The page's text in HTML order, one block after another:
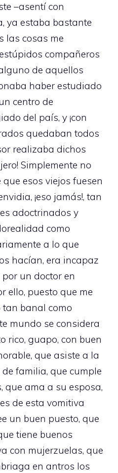
–asentí con
ya estaba bastante
las cosas me
compañeros
de aquellos
haber estudiado
centro de
del país, y ¡con
quedaban todos
realizaba dichos
Simplemente no
esos viejos fuesen
¡eso jamás!, tan
adoctrinados y
como
a lo que
hacían, era incapaz
un doctor en
ello, puesto que me
banal como
mundo se considera
rico, guapo, con buen
que asiste a la
familia, que cumple
que ama a su esposa,
de esta vomitiva
un buen puesto, que
tiene buenos
con mujerzuelas, que
en antros los